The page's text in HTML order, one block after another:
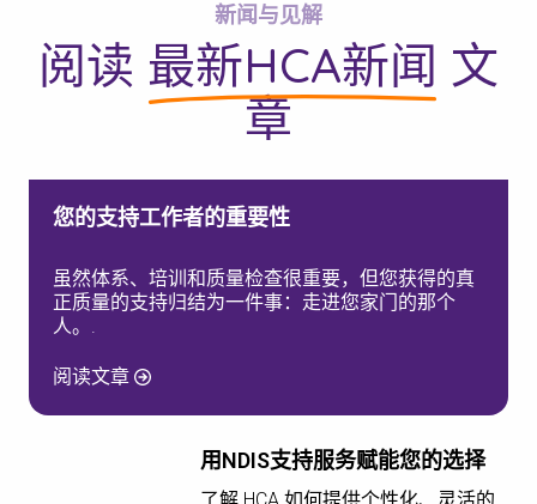
新闻与见解
阅读 最新HCA新闻 文
章
您的支持工作者的重要性
虽然体系、培训和质量检查很重要，但您获得的真
正质量的支持归结为一件事：走进您家门的那个
人。.
阅读文章
用NDIS支持服务赋能您的选择
了解 HCA 如何提供个性化、灵活的